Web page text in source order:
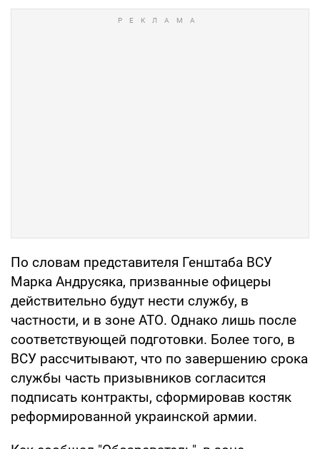
По словам представителя Генштаба ВСУ
Марка Андрусяка, призванные офицеры
действительно будут нести службу, в
частности, и в зоне АТО. Однако лишь после
соответствующей подготовки. Более того, в
ВСУ рассчитывают, что по завершению срока
службы часть призывников согласится
подписать контракты, сформировав костяк
реформированной украинской армии.